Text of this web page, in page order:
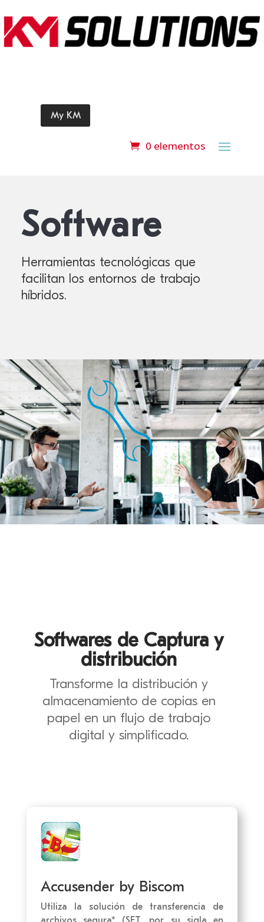
My KM
0 elementos
Software
Herramientas tecnológicas que
facilitan los entornos de trabajo
híbridos.
Softwares de Captura y
distribución
Transforme la distribución y
almacenamiento de copias en
papel en un flujo de trabajo
digital y simplificado.
Accusender by Biscom
Utiliza la solución de transferencia de